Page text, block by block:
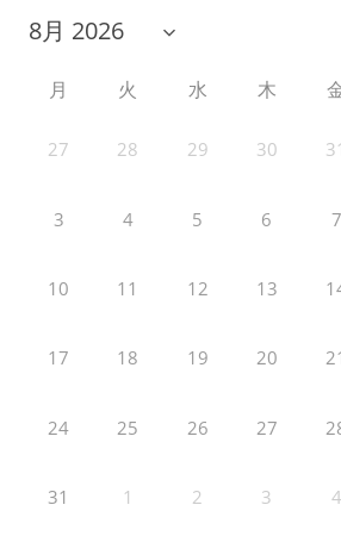
月 火 水 木
27 28 29 30 31
3 4 5 6 7
10 11 12 13
17 18 19 20
24 25 26 27
31 1 2 3 4